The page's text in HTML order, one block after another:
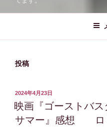
投稿
投
稿
日:
2024年4月23日
映画『ゴーストバス
サマー』感想 ロ